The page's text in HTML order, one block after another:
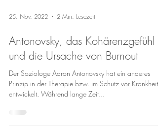
25. Nov. 2022 2 Min. Lesezeit
Antonovsky, das Kohärenzgefühl
und die Ursache von Burnout
Der Soziologe Aaron Antonovsky hat ein anderes